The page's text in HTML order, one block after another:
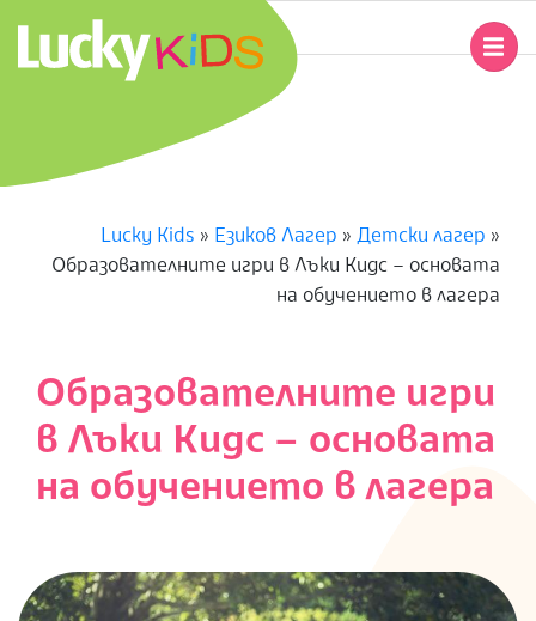
content
U
K
K
S
Lucky Kids » Езиков Лагер » Детски лагер »
Образователните игри в Лъки Кидс – основата
на обучението в лагера
Образователните игри
в Лъки Кидс – основата
на обучението в лагера